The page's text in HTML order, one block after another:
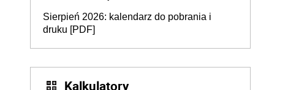
sprawdza
Sierpień 2026: kalendarz do pobrania i
druku [PDF]
Kalkulatory